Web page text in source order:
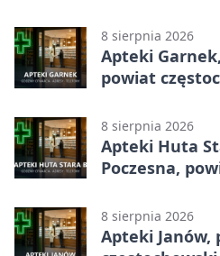
8 sierpnia 2026
Apteki
powiat
8 sierpnia 2026
Apteki Huta
Poczesna,
8 sierpnia 2026
Apteki Janów,